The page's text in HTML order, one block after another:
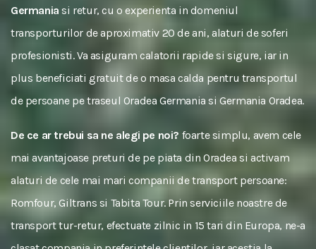
Germania si retur, cu o experienta in domeniul
transporturilor de aproximativ 20 de ani, alaturi de soferi
profesionisti. Va asiguram calatorii rapide si sigure, iar in
plus beneficiati gratuit de o masa calda pentru transportul
de persoane pe traseul Oradea Germania si Germania Oradea.
De ce ar trebui sa ne alegi pe noi? foarte simplu, avem cele
mai avantajoase preturi de pe piata din Oradea si activam
alaturi de cele mai mari companii de transport persoane:
Romfour, Giltrans si Tabita Tour. Prin serviciile noastre de
transport tur-retur, efectuate zilnic in 15 tari din Europa, ne-a